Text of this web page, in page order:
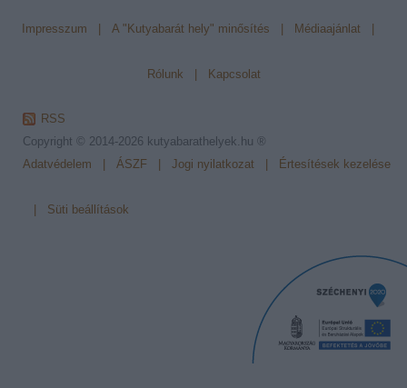
Impresszum A "Kutyabarát hely" minősítés Médiaajánlat
Rólunk Kapcsolat
RSS
Copyright © 2014-2026 kutyabarathelyek.hu ®
Adatvédelem
ÁSZF Jogi nyilatkozat Értesítések kezelése
Süti beállítások